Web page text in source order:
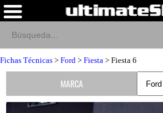
Fichas Técnicas > Ford > Fiesta > Fiesta 6
MARCA